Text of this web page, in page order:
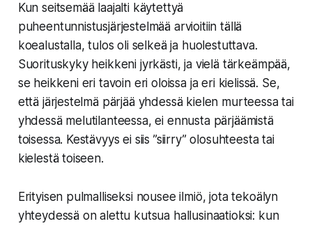
Kun seitsemää laajalti käytettyä
puheentunnistusjärjestelmää arvioitiin tällä
koealustalla, tulos oli selkeä ja huolestuttava.
Suorituskyky heikkeni jyrkästi, ja vielä tärkeämpää,
se heikkeni eri tavoin eri oloissa ja eri kielissä. Se,
että järjestelmä pärjää yhdessä kielen murteessa tai
yhdessä melutilanteessa, ei ennusta pärjäämistä
toisessa. Kestävyys ei siis ”siirry” olosuhteesta tai
kielestä toiseen.
Erityisen pulmalliseksi nousee ilmiö, jota tekoälyn
yhteydessä on alettu kutsua hallusinaatioksi: kun